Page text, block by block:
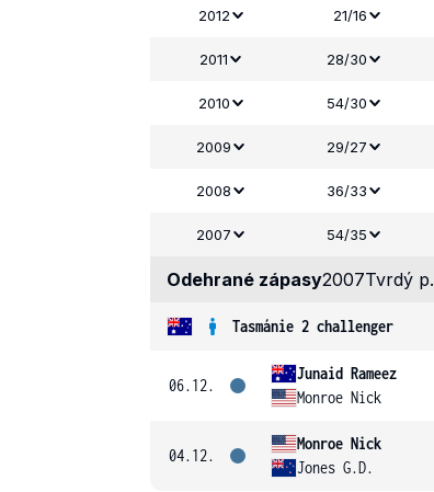
2012 21/16
2011 28/30
2010 54/30
2009 29/27
2008 36/33
2007 54/35
Odehrané zápasy2007Tvrdý p.
Tasmánie 2 challenger
06.12.
Junaid Rameez
Monroe Nick
04.12.
Monroe Nick
Jones G.D.